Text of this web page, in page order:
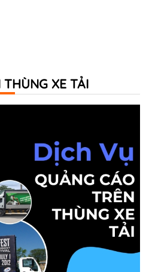
XE TẢI